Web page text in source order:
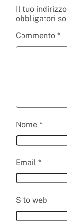
Il tuo
obbligatori
Commento *
Nome *
Email *
Sito web